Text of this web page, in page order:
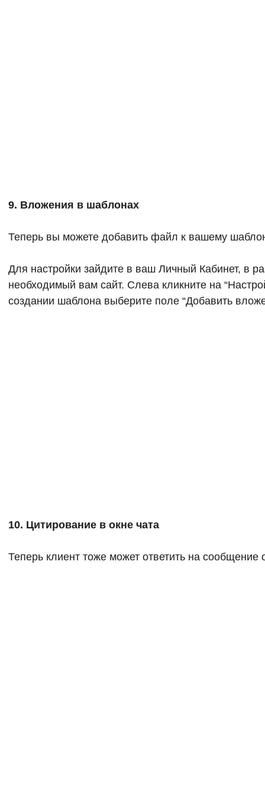
9. Вложения в шаблонах
Теперь вы можете добавить файл к вашему
Для настройки зайдите в ваш Личный Кабинет, в
необходимый вам сайт. Слева кликните на
создании шаблона выберите поле “Добавить
10. Цитирование в окне чата
Теперь клиент тоже может ответить на сообщение